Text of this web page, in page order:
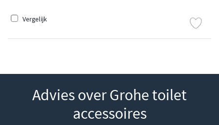
Vergelijk
Advies over Grohe toilet
accessoires